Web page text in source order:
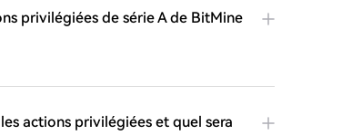
privilégiées de série A de BitMine
actions privilégiées et quel sera